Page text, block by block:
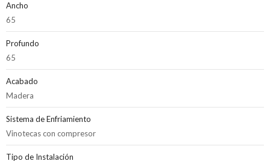
Ancho
65
Profundo
65
Acabado
Madera
Sistema de Enfriamiento
Vinotecas con compresor
Tipo de Instalación